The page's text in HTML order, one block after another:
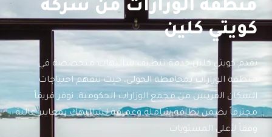
منطقة الوزارات من شركة
كويتي كلين
تقدم كويتي كلين خدمة تنظيف شاليهات متخصصة في
منطقة الوزارات بمحافظة الحولي، حيث نتفهم احتياجات
السكان القريبين من مجمع الوزارات الحكومية. نوفر فريقاً
محترفاً يضمن نظافة شاملة وعميقة لشاليهك بمعايير عالية
وفقاً لأعلى المستويات.